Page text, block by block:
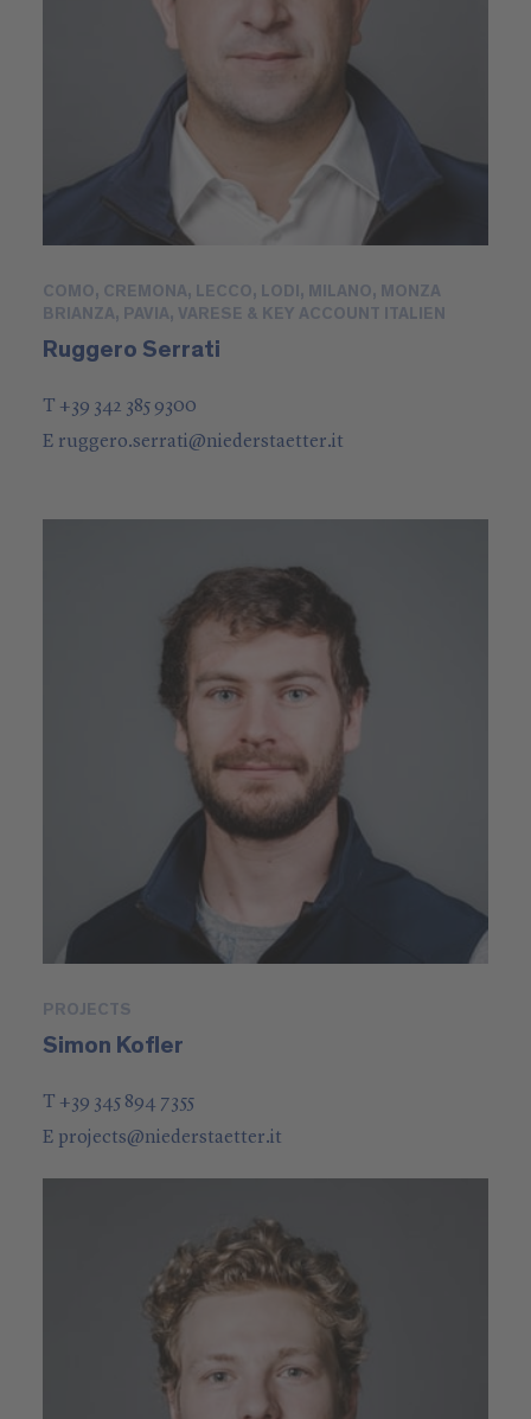
COMO, CREMONA, LECCO, LODI, MILANO, MONZA
BRIANZA, PAVIA, VARESE & KEY ACCOUNT ITALIEN
Ruggero Serrati
T +39 342 385 9300
E ruggero.serrati@niederstaetter.it
PROJECTS
Simon Kofler
T +39 345 894 7355
E projects@niederstaetter.it